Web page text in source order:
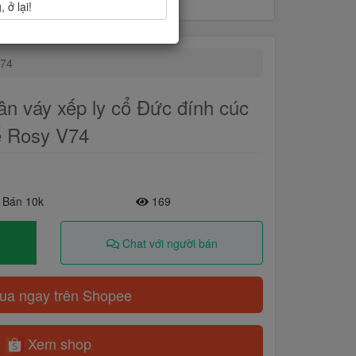
váy xếp ly cổ Đức đính cúc
V74
10k 169
Chat với người bán
ngay trên Shopee
Xem shop
ở lại!